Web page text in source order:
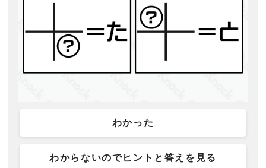
わかった
わからないのでヒントと答えを見る